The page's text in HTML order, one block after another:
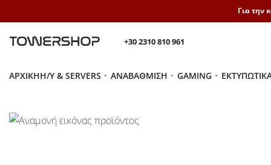
Για την
+30 2310 810 961
ΑΡΧΙΚΉH/Y & SERVERS ΑΝΑΒΆΘΜΙΣΗ GAMING